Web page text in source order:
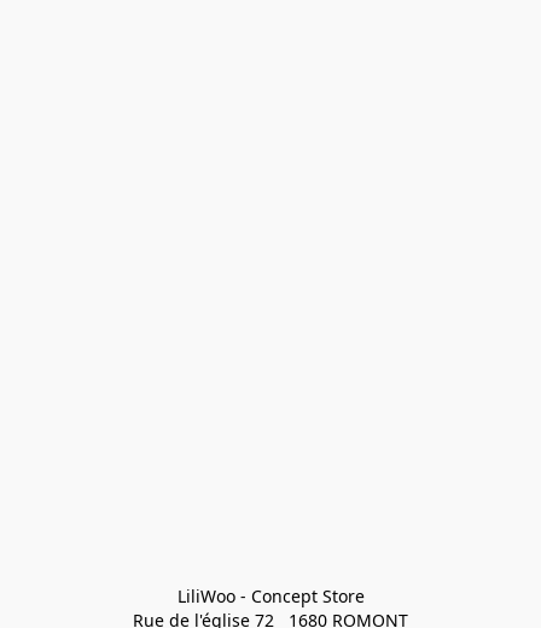
LiliWoo - Concept Store
Rue de l'église 72   1680 ROMONT